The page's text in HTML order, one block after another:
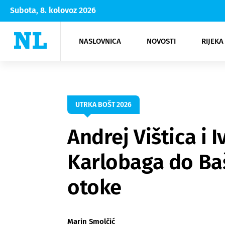
Subota, 8. kolovoz 2026
NASLOVNICA NOVOSTI
Rijeka Opatija
NK
Moda
Kultura
UTRKA BOŠT 2026
Andrej Vištica i
Karlobaga do
otoke
Marin Smolčić